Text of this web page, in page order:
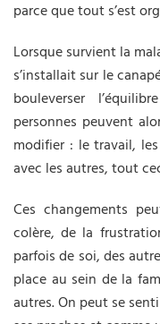
parce que tout s’est
Lorsque survient la
s’installait sur le
bouleverser
personnes peuvent
modifier : le travail,
avec les autres, tout
Ces changements
colère, de la
parfois de soi, des
place au sein de la
autres. On peut se